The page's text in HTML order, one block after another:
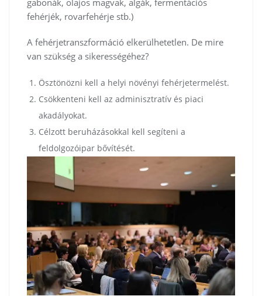
gabonák, olajos magvak, algák, fermentációs
fehérjék, rovarfehérje stb.)
A fehérjetranszformáció elkerülhetetlen. De mire
van szükség a sikerességéhez?
Ösztönözni kell a helyi növényi fehérjetermelést.
Csökkenteni kell az adminisztratív és piaci
akadályokat.
Célzott beruházásokkal kell segíteni a
feldolgozóipar bővítését.